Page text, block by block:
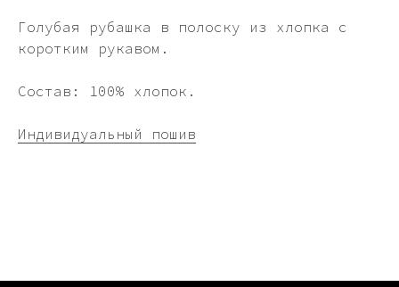
Голубая рубашка в полоску из хлопка с
коротким рукавом.
Состав: 100% хлопок.
Индивидуальный пошив